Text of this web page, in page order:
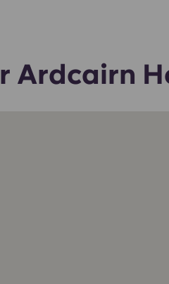
Ardcairn